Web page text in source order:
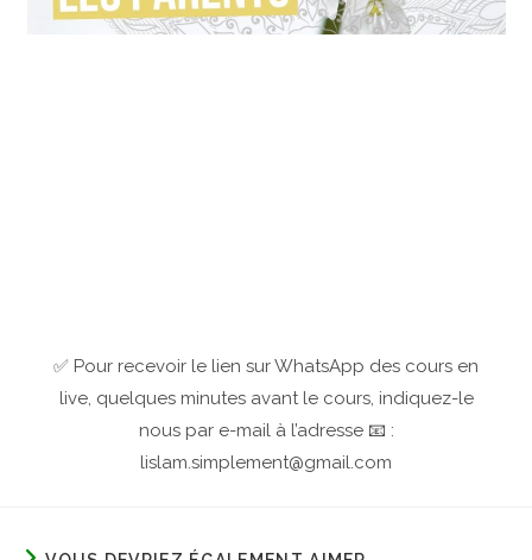
✅ Pour recevoir le lien sur WhatsApp des cours en
live, quelques minutes avant le cours, indiquez-le
nous par e-mail à l’adresse 📧 :
lislam.simplement@gmail.com